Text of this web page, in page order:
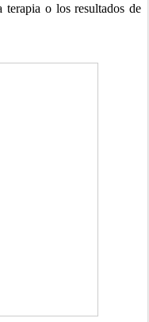
o los resultados de